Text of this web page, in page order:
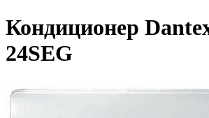
Кондиционер
24SEG